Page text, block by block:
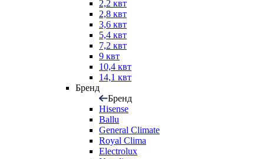
2,2 квт
2,8 квт
3,6 квт
5,4 квт
7,2 квт
9 квт
10,4 квт
14,1 квт
Бренд
Бренд
Hisense
Ballu
General Climate
Royal Clima
Electrolux